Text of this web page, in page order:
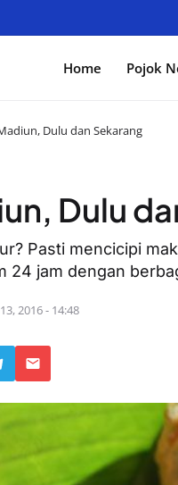
Home Pojok
Dulu dan Sekarang
Dulu
Pasti mencicipi
24 jam dengan
2016 - 14:48